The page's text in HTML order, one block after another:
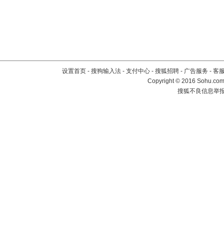
设置首页 - 搜狗输入法 - 支付中心 - 搜狐招聘 - 广告服务 - 客
Copyright©2016
搜狐不良信息举